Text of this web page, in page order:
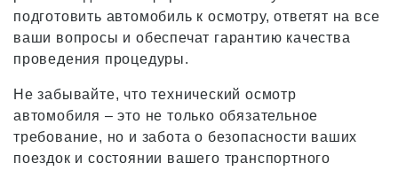
подготовить автомобиль к осмотру, ответят на все
ваши вопросы и обеспечат гарантию качества
проведения процедуры.
Не забывайте, что технический осмотр
автомобиля – это не только обязательное
требование, но и забота о безопасности ваших
поездок и состоянии вашего транспортного